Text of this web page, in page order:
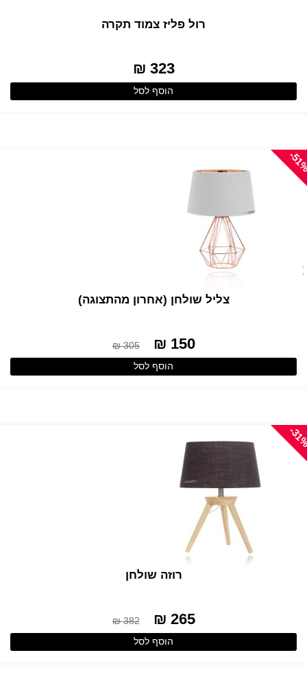
רול פליז צמוד תקרה
323 ₪
הוסף לסל
-
צליל שולחן (אחרון מהתצוגה)
150 ₪
305 ₪
הוסף לסל
-
רוזה שולחן
265 ₪
382 ₪
הוסף לסל